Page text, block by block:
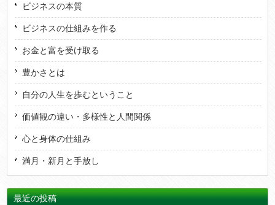
ビジネスの本質
ビジネスの仕組みを作る
お金と富を受け取る
豊かさとは
自分の人生を歩むということ
価値観の違い・多様性と人間関係
心と身体の仕組み
満月・新月と手放し
最近の投稿